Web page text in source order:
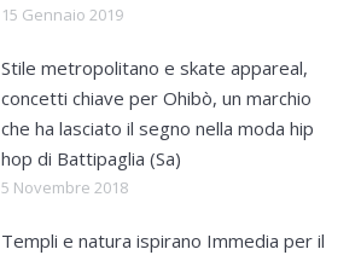
15 Gennaio 2019
Stile metropolitano e skate appareal,
concetti chiave per Ohibò, un marchio
che ha lasciato il segno nella moda hip
hop di Battipaglia (Sa)
5 Novembre 2018
Templi e natura ispirano Immedia per il